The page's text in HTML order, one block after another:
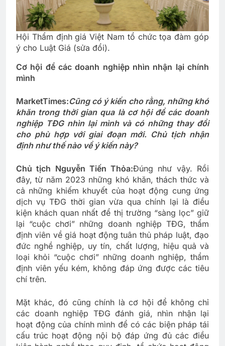
Hội Thẩm định giá Việt Nam tổ chức tọa đàm góp
ý cho Luật Giá (sửa đổi).
Cơ hội để các doanh nghiệp nhìn nhận lại chính
mình
MarketTimes:Cũng có ý kiến cho rằng, những khó
khăn trong thời gian qua là cơ hội để các doanh
nghiệp TĐG nhìn lại mình và có những thay đổi
cho phù hợp với giai đoạn mới. Chủ tịch nhận
định như thế nào về ý kiến này?
Chủ tịch Nguyễn Tiến Thỏa:Đúng như vậy. Rồi
đây, từ năm 2023 những khó khăn, thách thức và
cả những khiếm khuyết của hoạt động cung ứng
dịch vụ TĐG thời gian vừa qua chính lại là điều
kiện khách quan nhất để thị trường “sàng lọc” giữ
lại “cuộc chơi” những doanh nghiệp TĐG, thẩm
định viên về giá hoạt động tuân thủ pháp luật, đạo
đức nghề nghiệp, uy tín, chất lượng, hiệu quả và
loại khỏi “cuộc chơi” những doanh nghiệp, thẩm
định viên yếu kém, không đáp ứng được các tiêu
chí trên.
Mặt khác, đó cũng chính là cơ hội để không chỉ
các doanh nghiệp TĐG đánh giá, nhìn nhận lại
hoạt động của chính mình để có các biện pháp tái
cấu trúc hoạt động nội bộ đáp ứng đủ các điều